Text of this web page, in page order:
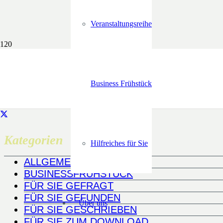
Veranstaltungsreihe
Business Frühstück
Hilfreiches für Sie
Über uns
Kategorien
ALLGEMEIN
BUSINESSFRÜHSTÜCK
FÜR SIE GEFRAGT
FÜR SIE GEFUNDEN
FÜR SIE GESCHRIEBEN